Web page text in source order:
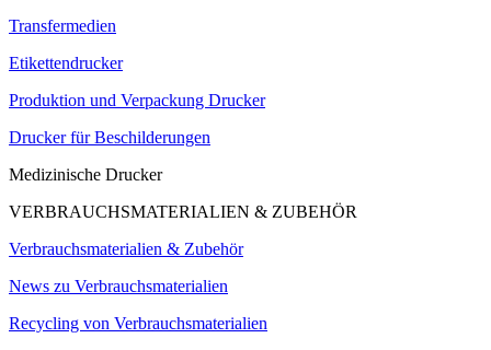
Transfermedien
Etikettendrucker
Produktion und Verpackung Drucker
Drucker für Beschilderungen
Medizinische Drucker
VERBRAUCHSMATERIALIEN & ZUBEHÖR
Verbrauchsmaterialien & Zubehör
News zu Verbrauchsmaterialien
Recycling von Verbrauchsmaterialien